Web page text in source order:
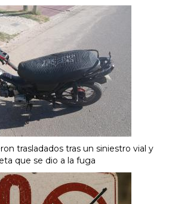
trasladados tras un siniestro vial y
que se dio a la fuga